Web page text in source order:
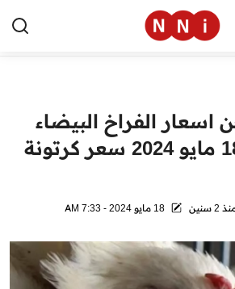
اسعار الفراخ البيضاء
اليوم السبت 18 مايو 2024 سعر كرتونة
2 سنين 18 مايو 2024 - 7:33 AM